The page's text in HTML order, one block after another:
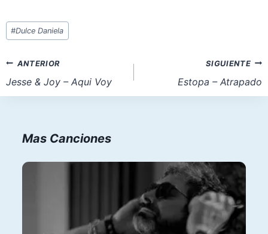
Etiquetas
de
entrada:
#Dulce Daniela
Navegación
de
entradas
ANTERIOR
Jesse & Joy – Aqui Voy
SIGUIENTE
Estopa – Atrapado
Mas Canciones